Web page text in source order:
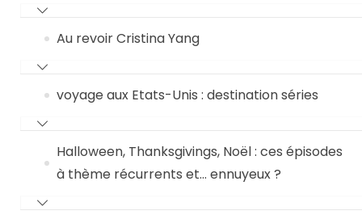
Au revoir Cristina Yang
voyage aux Etats-Unis : destination séries
Halloween, Thanksgivings, Noël : ces épisodes
à thème récurrents et… ennuyeux ?